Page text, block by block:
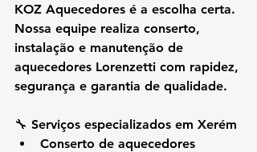
KOZ Aquecedores é a escolha certa.
Nossa equipe realiza conserto,
instalação e manutenção de
aquecedores Lorenzetti com rapidez,
segurança e garantia de qualidade.
🔧 Serviços especializados em Xerém
Conserto de aquecedores